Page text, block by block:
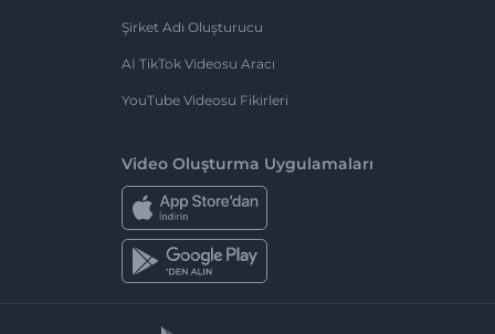
Şirket Adı Oluşturucu
AI TikTok Videosu Aracı
YouTube Videosu Fikirleri
Video Oluşturma Uygulamaları